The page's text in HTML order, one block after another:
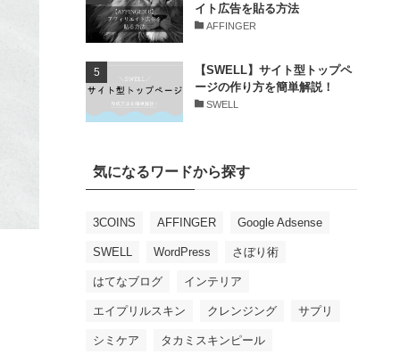
イト広告を貼る方法
AFFINGER
【SWELL】サイト型トップペ
ージの作り方を簡単解説！
SWELL
気になるワードから探す
3COINS AFFINGER Google Adsense
SWELL WordPress さぼり術
はてなブログ インテリア
エイプリルスキン クレンジング サプリ
シミケア タカミスキンピール